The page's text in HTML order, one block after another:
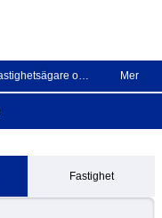
Fastighetsägare och BRF Mer
Fastighet